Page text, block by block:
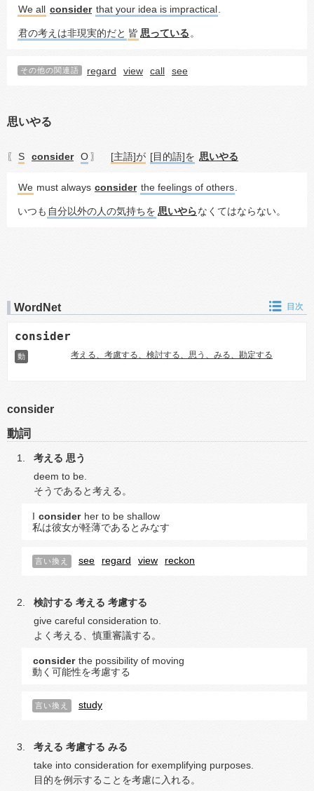
We all consider that your idea is impractical
君の考えは非現実的だと 皆 思っている 。
その他の関連語 regard view call see
思いやる
〖 S consider O 〗 [主語]が [目的語]を 思いやる
We must always consider the feelings of others
いつも 自分以外の人の気持ちを 思いやらなくてはならない。
WordNet 目次
consider
動 考える、考慮する、検討する、思う、みる、勘定する
consider
動詞
考える 思う
deem to be.
そうであると考える。
I consider her to be shallow
私は彼女が軽薄であるとみなす
言い換え see regard view reckon
検討する 考える 考慮する
give careful consideration to.
よく考える、慎重審議する。
consider the possibility of moving
動く可能性を考慮する
言い換え study
考える 考慮する みる
take into consideration for exemplifying purposes.
目的を例示することを考慮に入れる。